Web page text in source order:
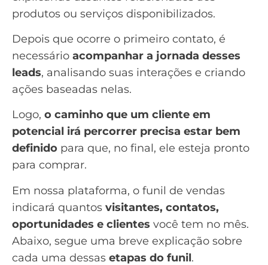
produtos ou serviços disponibilizados.
Depois que ocorre o primeiro contato, é
necessário acompanhar a jornada desses
leads, analisando suas interações e criando
ações baseadas nelas.
Logo, o caminho que um cliente em
potencial irá percorrer precisa estar bem
definido para que, no final, ele esteja pronto
para comprar.
Em nossa plataforma, o funil de vendas
indicará quantos visitantes, contatos,
oportunidades e clientes você tem no mês.
Abaixo, segue uma breve explicação sobre
cada uma dessas etapas do funil.